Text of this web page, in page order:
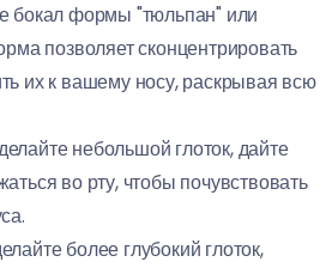
бокал формы "тюльпан" или
позволяет сконцентрировать
их к вашему носу, раскрывая всю
небольшой глоток, дайте
во рту, чтобы почувствовать
более глубокий глоток,